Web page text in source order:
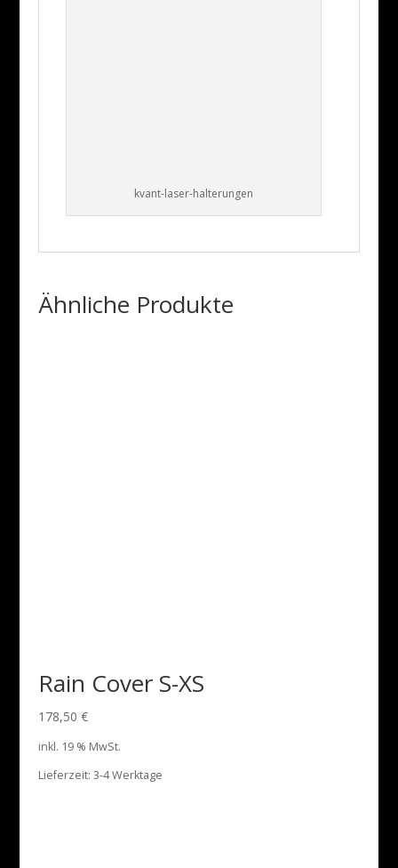
kvant-laser-halterungen
Ähnliche Produkte
Rain Cover S-XS
178,50 €
inkl. 19 % MwSt.
Lieferzeit: 3-4 Werktage